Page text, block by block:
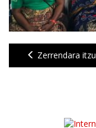
Zerrendara